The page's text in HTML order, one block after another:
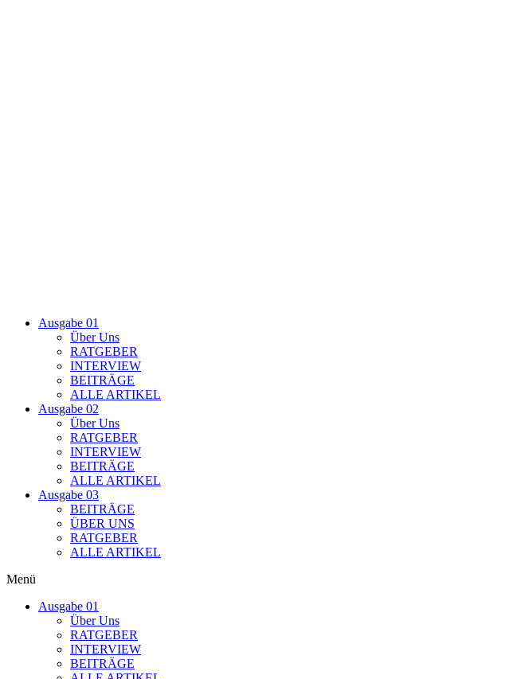
Ausgabe 01
Über Uns
RATGEBER
INTERVIEW
BEITRÄGE
ALLE ARTIKEL
Ausgabe 02
Über Uns
RATGEBER
INTERVIEW
BEITRÄGE
ALLE ARTIKEL
Ausgabe 03
BEITRÄGE
ÜBER UNS
RATGEBER
ALLE ARTIKEL
Menü
Ausgabe 01
Über Uns
RATGEBER
INTERVIEW
BEITRÄGE